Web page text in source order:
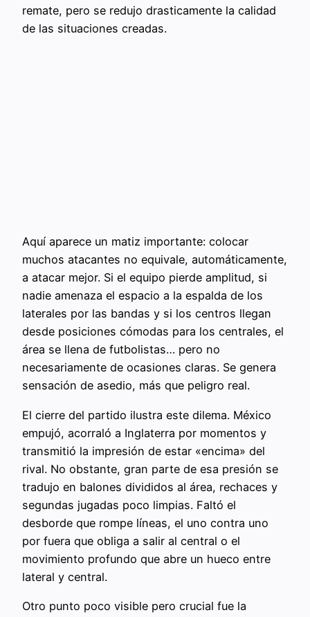
remate, pero se redujo drasticamente la calidad
de las situaciones creadas.
Aquí aparece un matiz importante: colocar
muchos atacantes no equivale, automáticamente,
a atacar mejor. Si el equipo pierde amplitud, si
nadie amenaza el espacio a la espalda de los
laterales por las bandas y si los centros llegan
desde posiciones cómodas para los centrales, el
área se llena de futbolistas… pero no
necesariamente de ocasiones claras. Se genera
sensación de asedio, más que peligro real.
El cierre del partido ilustra este dilema. México
empujó, acorraló a Inglaterra por momentos y
transmitió la impresión de estar «encima» del
rival. No obstante, gran parte de esa presión se
tradujo en balones divididos al área, rechaces y
segundas jugadas poco limpias. Faltó el
desborde que rompe líneas, el uno contra uno
por fuera que obliga a salir al central o el
movimiento profundo que abre un hueco entre
lateral y central.
Otro punto poco visible pero crucial fue la